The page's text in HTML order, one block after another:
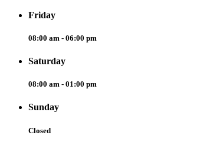
Friday
08:00 am - 06:00 pm
Saturday
08:00 am - 01:00 pm
Sunday
Closed